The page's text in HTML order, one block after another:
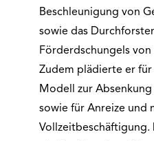
Beschleunigung von
sowie das
Förderdschungels
Zudem plädierte er
Modell zur
sowie für Anreize und
Vollzeitbeschäftigung.